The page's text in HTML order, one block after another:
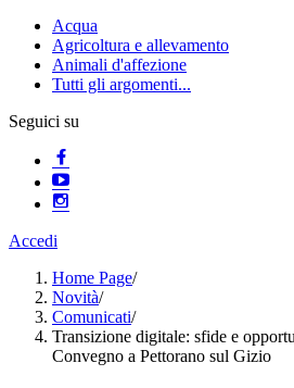
Acqua
Agricoltura e allevamento
Animali d'affezione
Tutti gli argomenti...
Seguici su
Accedi
Home Page/
Novità/
Comunicati/
Transizione digitale: sfide e
Convegno a Pettorano sul Gizio